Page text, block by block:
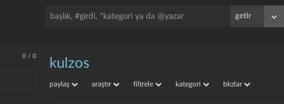
0 /0 kulzos
paylaş araştır filtrele kategori bkzlar